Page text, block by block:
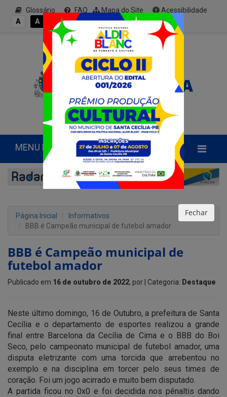
Glossário FAQ Mapa do Site
Acessibilidade
A
A A A+
MENU PRINCIPAL
Página Inicial
Informativos
BBB é Campeão municipal de futebol amador
BBB é Campeão municipal de
futebol amador
Publicado em 16 de outubro de 2022, por | Categoria: Destaque
Neste último domingo, 16 de Outubro, a prefeitura de Santa
Cecília e o departamento de esportes realizou a grande
final entre Barcelona da Cecília de Cima e o BBB do Boi
Seco, pelo campeonato municipal de futebol amador, uma
disputa eletrizante com uma torcida que arrebentou no
exemplo e na disciplina em torcer pelo seus times de
coração. Foi um jogo acirrado e muito bem disputado.
A partida ficou no 0x0 e foi decidida nos pênaltis dando
Fechar